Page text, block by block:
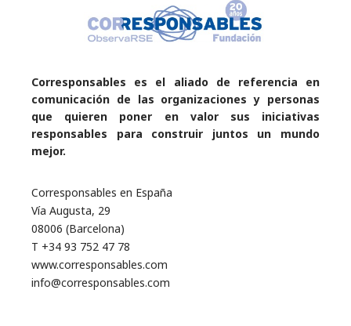
Corresponsables es el aliado de referencia en
comunicación de las organizaciones y personas
que quieren poner en valor sus iniciativas
responsables para construir juntos un mundo
mejor.
Corresponsables en España
Vía Augusta, 29
08006 (Barcelona)
T +34 93 752 47 78
www.corresponsables.com
info@corresponsables.com